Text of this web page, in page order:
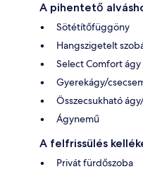
A pihentető
Sötétítőfüggöny
Hangszigetelt
Select Comfort ágy
Gyerekágy/
Összecsukható
Ágynemű
A felfrissülés
Privát fürdőszoba